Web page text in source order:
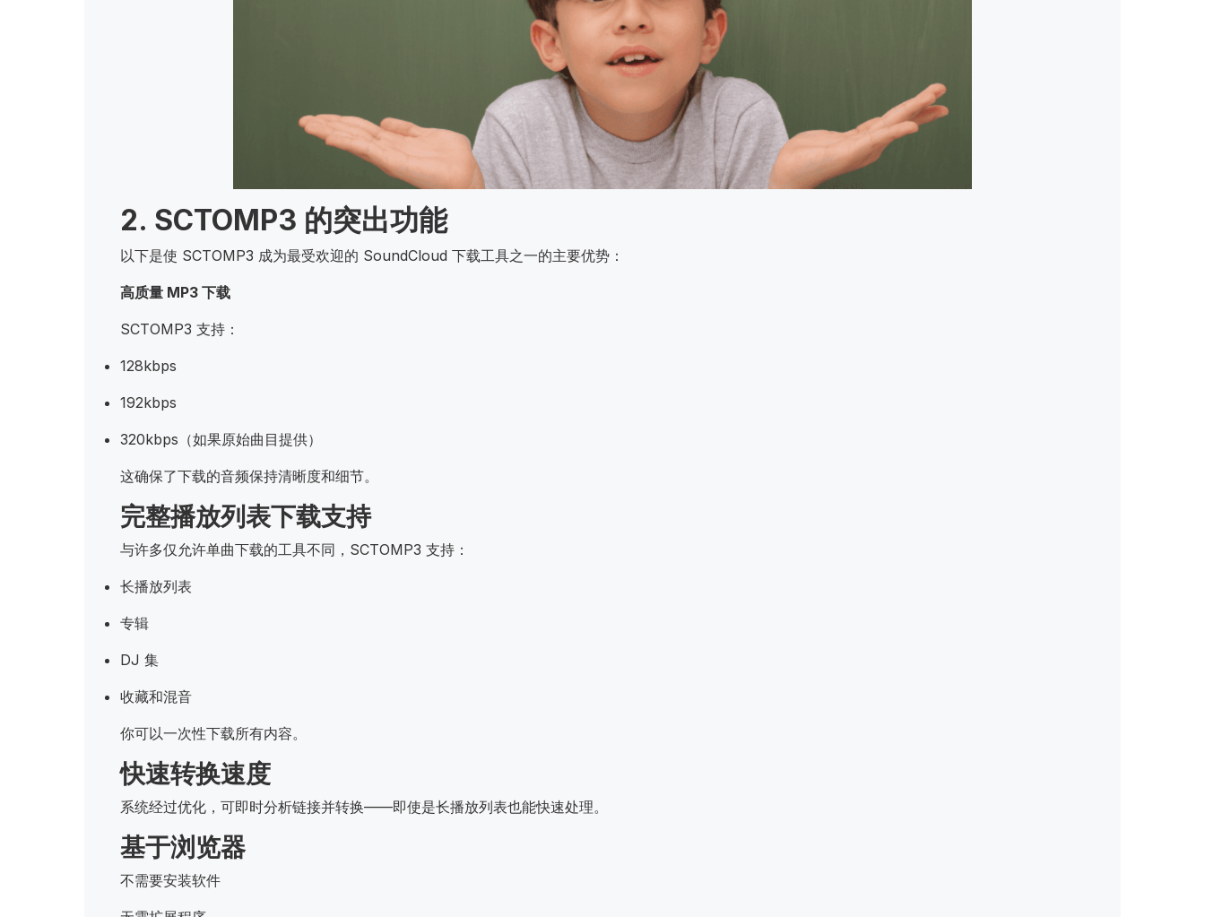
2. SCTOMP3 的突出功能
以下是使 SCTOMP3 成为最受欢迎的 SoundCloud 下载工具之一的主要优势：
高质量 MP3 下载
SCTOMP3 支持：
128kbps
192kbps
320kbps（如果原始曲目提供）
这确保了下载的音频保持清晰度和细节。
完整播放列表下载支持
与许多仅允许单曲下载的工具不同，SCTOMP3 支持：
长播放列表
专辑
DJ 集
收藏和混音
你可以一次性下载所有内容。
快速转换速度
系统经过优化，可即时分析链接并转换——即使是长播放列表也能快速处理。
基于浏览器
不需要安装软件